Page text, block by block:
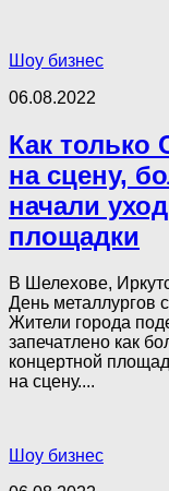
Шоу бизнес
06.08.2022
Как
на сцену,
начали
площадки
В Шелехове,
День металлургов
Жители города
запечатлено как
концертной
на сцену....
Шоу бизнес